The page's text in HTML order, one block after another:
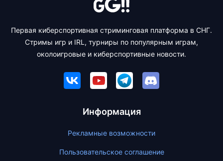
Первая киберспортивная стриминговая платформа в СНГ.
Стримы игр и IRL, турниры по популярным играм,
околоигровые и киберспортивные новости.
Информация
Рекламные возможности
Пользовательское соглашение